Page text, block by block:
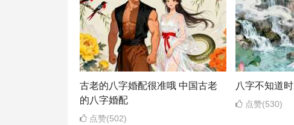
古老的八字婚配很准哦 中国古老
的八字婚配
点赞(502)
八字不知道
点赞(530)